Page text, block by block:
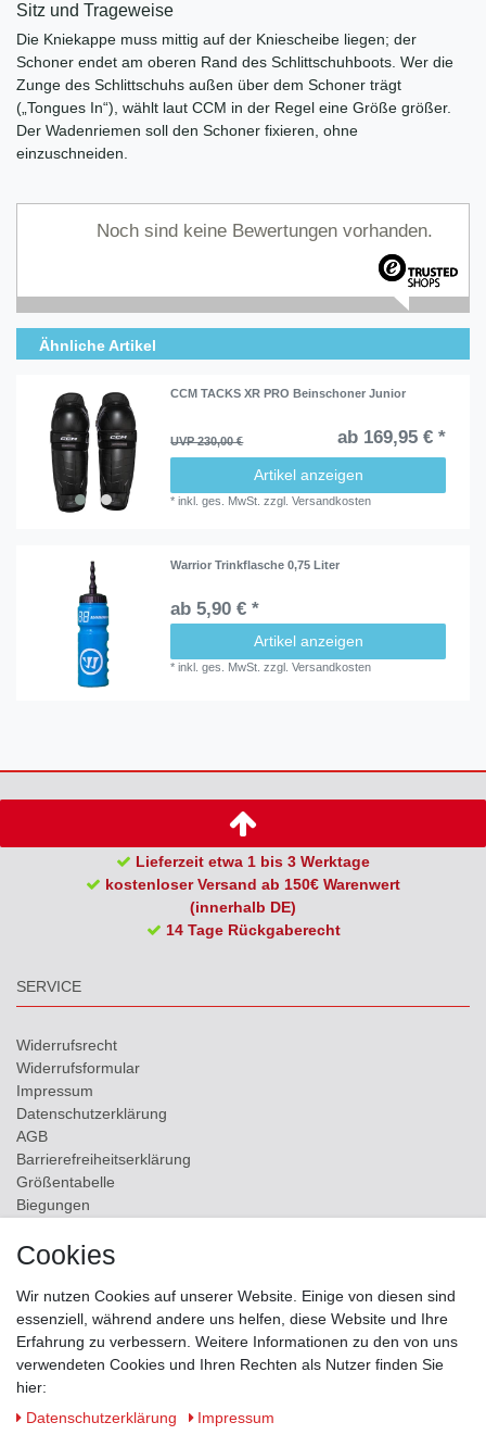
Sitz und Trageweise
Die Kniekappe muss mittig auf der Kniescheibe liegen; der
Schoner endet am oberen Rand des Schlittschuhboots. Wer die
Zunge des Schlittschuhs außen über dem Schoner trägt
(„Tongues In“), wählt laut CCM in der Regel eine Größe größer.
Der Wadenriemen soll den Schoner fixieren, ohne
einzuschneiden.
Noch sind keine Bewertungen vorhanden.
Ähnliche Artikel
CCM TACKS XR PRO Beinschoner Junior
UVP 230,00 € ab 169,95 € *
Artikel anzeigen
*inkl. ges. MwSt. zzgl.Versandkosten
Warrior Trinkflasche 0,75 Liter
ab 5,90 € *
Artikel anzeigen
*inkl. ges. MwSt. zzgl.Versandkosten
Lieferzeit etwa 1 bis 3 Werktage
kostenloser Versand ab 150€ Warenwert
(innerhalb DE)
14 Tage Rückgaberecht
SERVICE
Widerrufs­recht
Widerrufs­formular
Impressum
Daten­schutz­erklärung
AGB
Barrierefreiheitserklärung
Größentabelle
Biegungen
Kontakt
ZAHLUNGSMÖGLICHKEITEN
Cookies
Wir nutzen Cookies auf unserer Website. Einige von diesen sind
essenziell, während andere uns helfen, diese Website und Ihre
Erfahrung zu verbessern. Weitere Informationen zu den von uns
verwendeten Cookies und Ihren Rechten als Nutzer finden Sie
hier:
Daten­schutz­erklärung
Impressum